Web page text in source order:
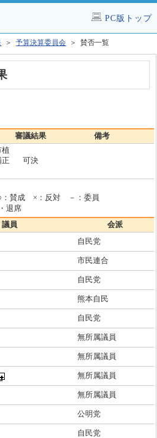
PC版トップ
＞予算決算委員会 ＞ 賛否一覧
審議結果
備考
可決
：賛成 ×：反対 －：委員
退席
議員
会派
自民党
市民連合
自民党
熊本自民
自民党
無所属議員
無所属議員
無所属議員
無所属議員
公明党
自民党